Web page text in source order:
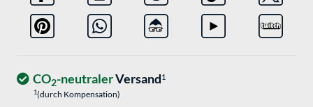
CO2-neutralerVersand1
1(durch Kompensation)